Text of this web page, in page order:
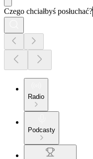
Czego chciałbyś posłuchać?
Radio
Podcasty